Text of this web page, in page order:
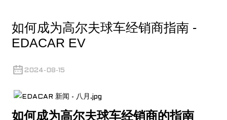
如何成为高尔夫球车经销商指南 -
EDACAR EV
2024-08-15
如何成为高尔夫球车经销商的指南